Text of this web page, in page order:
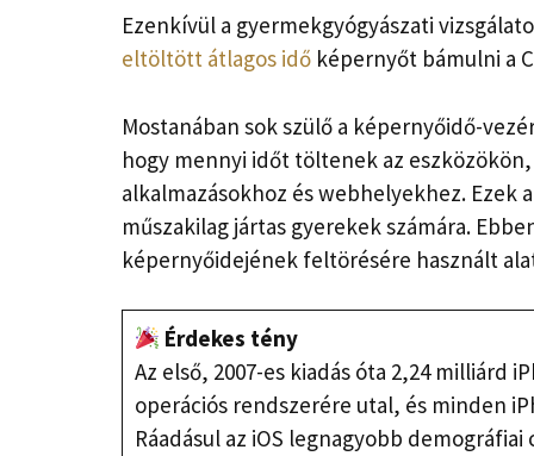
Ezenkívül a gyermekgyógyászati
eltöltött átlagos idő képernyőt bámulni a
Mostanában sok szülő a képernyőidő-
hogy mennyi időt töltenek az
alkalmazásokhoz és webhelyekhez. Ezek
műszakilag jártas gyerekek számára.
képernyőidejének feltörésére használt
Érdekes tény
Az első, 2007-es kiadás óta 2,24 milliárd
operációs rendszerére utal, és minden
Ráadásul az iOS legnagyobb